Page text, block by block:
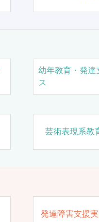
幼年教育・発達
ス
芸術表現系教
発達障害支援